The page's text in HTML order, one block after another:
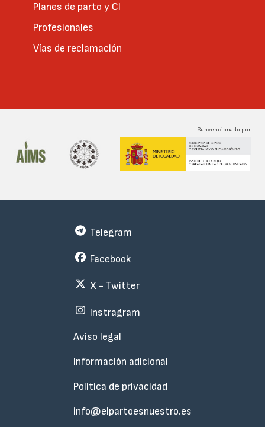
Planes de parto y CI
Profesionales
Vías de reclamación
Subvencionado por
Subfooter
Telegram
Facebook
X - Twitter
Instragram
Aviso legal
Información adicional
Política de privacidad
info@elpartoesnuestro.es